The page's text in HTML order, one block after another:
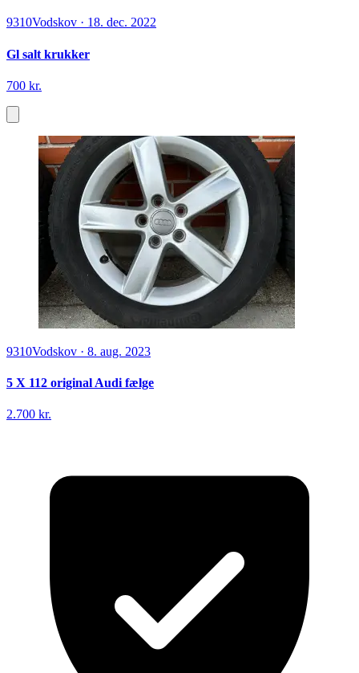
9310Vodskov · 18. dec. 2022
Gl salt krukker
700 kr.
9310Vodskov · 8. aug. 2023
5 X 112 original Audi fælge
2.700 kr.